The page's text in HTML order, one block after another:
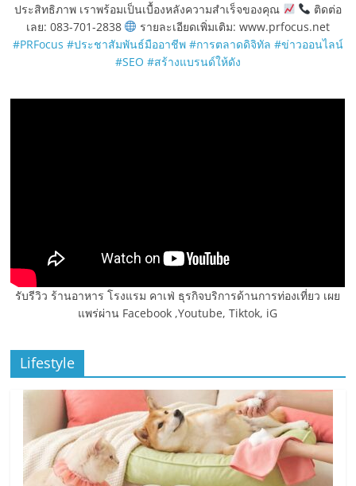
ประสิทธิภาพ เราพร้อมเป็นเบื้องหลังความสำเร็จของคุณ
ติดต่อ
เลย: 083-701-2838
รายละเอียดเพิ่มเติม: www.prfocus.net
#PRFocus #ประชาสัมพันธ์มืออาชีพ #การตลาดดิจิทัล #ข่าวออนไลน์
#SEO #สร้างแบรนด์ให้ดัง
รับรีวิว ร้านอาหาร โรงแรม คาเฟ่ ธุรกิจบริการด้านการท่องเที่ยว เผย
แพร่ผ่าน Facebook ,Youtube, Tiktok, iG
Lifestyle